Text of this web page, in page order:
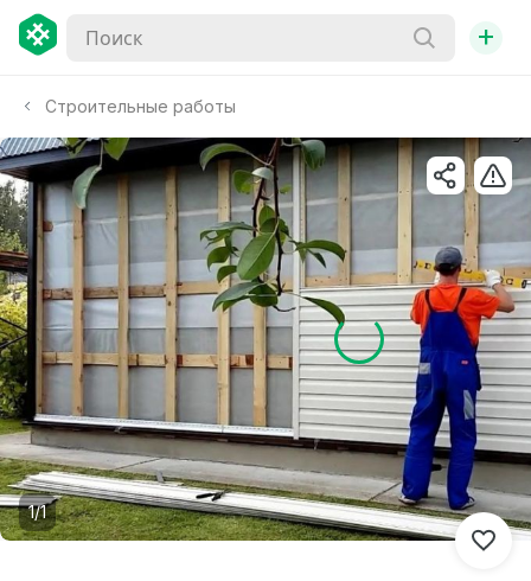
+
Строительные работы
1/1